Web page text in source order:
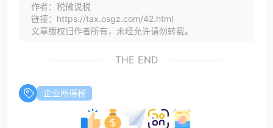
作者：税微说税
链接：https://tax.osgz.com/42.html
文章版权归作者所有，未经允许请勿转载。
THE END
企业所得税